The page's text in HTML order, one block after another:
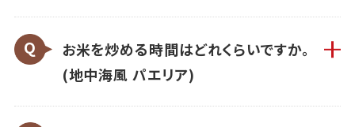
お米を炒める時間はどれくらいですか。
(地中海風 パエリア)